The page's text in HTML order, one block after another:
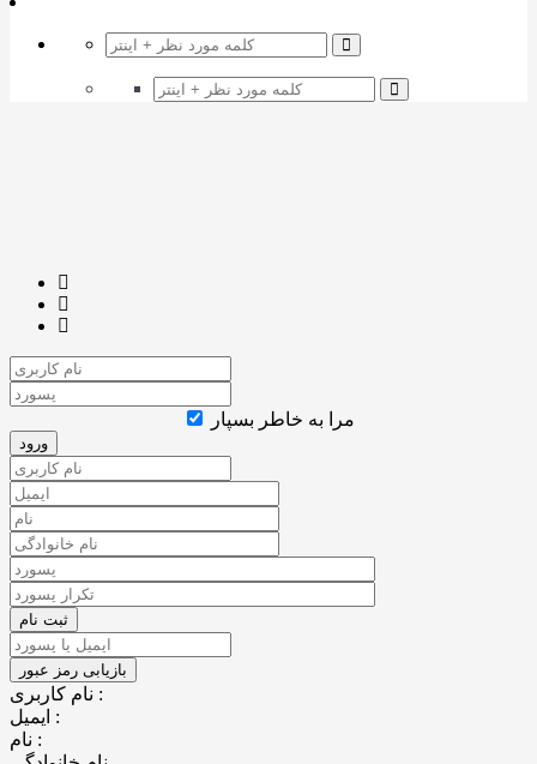
مرا به خاطر بسپار
نام کاربری :
ایمیل :
نام :